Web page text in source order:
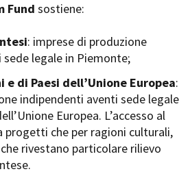
Locarno Film Festival
Cinematografica Venezia
Toronto International Film
Festa del Cinema di Roma
Torino Film Festival
David di Donatello
Nastri d’Argento
Premio Solinas
Fund sostiene:
: imprese di produzione
legale in Piemonte;
di Paesi dell’Unione Europea:
indipendenti aventi sede legale
Europea. L’accesso al
progetti che per ragioni culturali,
rivestano particolare rilievo